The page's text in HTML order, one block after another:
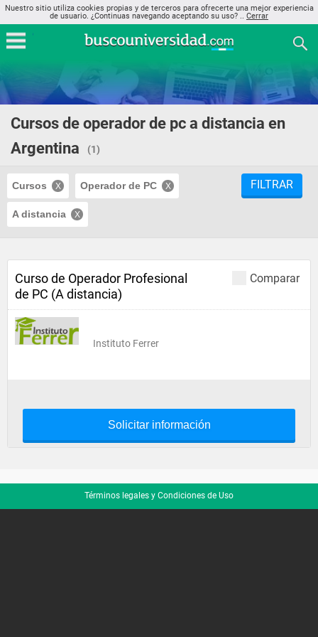
Nuestro sitio utiliza cookies propias y de terceros para ofrecerte una mejor experiencia
de usuario. ¿Continuas navegando aceptando su uso? .. Cerrar
Cursos de operador de pc a distancia en
Argentina
(1)
Cursos Operador de PC
A distancia
FILTRAR
Comparar
Curso de Operador Profesional
de PC (A distancia)
Instituto Ferrer
Solicitar información
Términos legales y Condiciones de Uso